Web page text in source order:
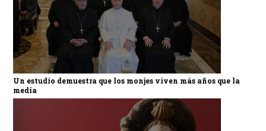
Un estudio demuestra que los monjes viven más años que la
media